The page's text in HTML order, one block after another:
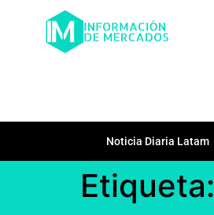
Noticia Diaria Latam
Etiqueta: